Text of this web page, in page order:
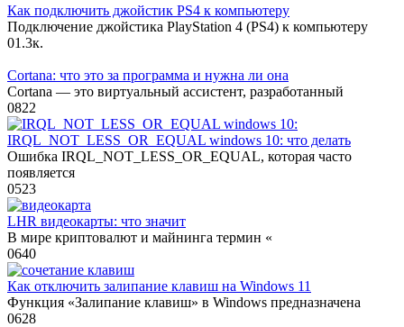
Как подключить джойстик PS4 к компьютеру
Подключение джойстика PlayStation 4 (PS4) к компьютеру
01.3к.
Cortana: что это за программа и нужна ли она
Cortana — это виртуальный ассистент, разработанный
0822
IRQL_NOT_LESS_OR_EQUAL windows 10: что делать
Ошибка IRQL_NOT_LESS_OR_EQUAL, которая часто
появляется
0523
LHR видеокарты: что значит
В мире криптовалют и майнинга термин «
0640
Как отключить залипание клавиш на Windows 11
Функция «Залипание клавиш» в Windows предназначена
0628